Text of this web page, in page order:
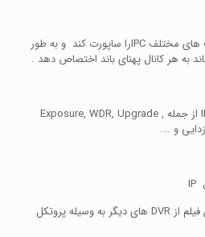
دستگاه برایتون میتواند کیفیت های مختلف IPCرا ساپورت کند و به طور
به هر کانال پهنای باند اختصاص دهد .
دسترسی به تمام تنظیمات IPC از جمله Exposure, WDR, Upgrade ,
کاربر قادر به اضافه کردن جریان فیلم از DVR های دیگر به وسیله پروتکل